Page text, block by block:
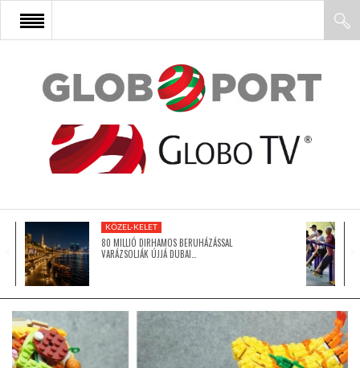
FŐOLDAL
AFRIKA
ÁZSIA
LATIN-AMERIKA
KÖZEL-KELET
80 MILLIÓ DIRHAMOS BERUHÁZÁSSAL
VARÁZSOLJÁK ÚJJÁ DUBAI…